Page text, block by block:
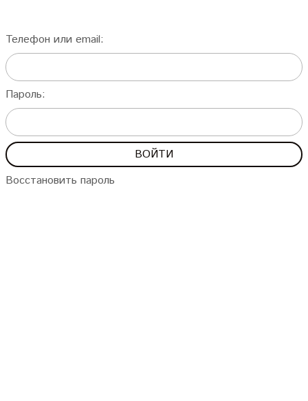
Телефон или email:
Пароль:
Восстановить пароль